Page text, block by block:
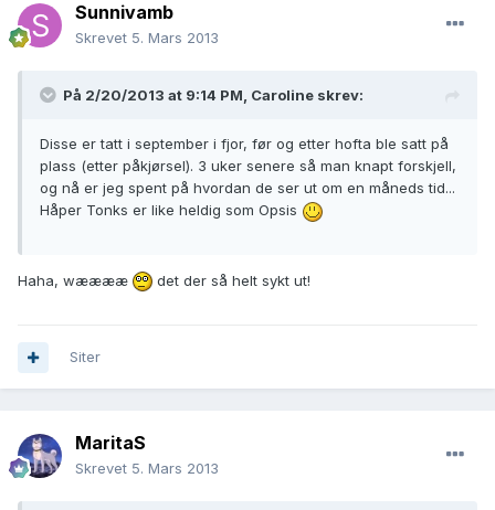
Sunnivamb
Skrevet 5. Mars 2013
På 2/20/2013 at 9:14 PM, Caroline skrev:
Disse er tatt i september i fjor, før og etter hofta ble satt på
plass (etter påkjørsel). 3 uker senere så man knapt forskjell,
og nå er jeg spent på hvordan de ser ut om en måneds tid...
Håper Tonks er like heldig som Opsis
Haha, wææææ det der så helt sykt ut!
Siter
MaritaS
Skrevet 5. Mars 2013